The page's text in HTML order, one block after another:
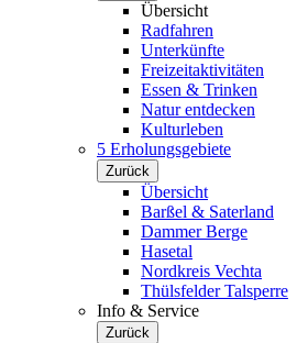
Übersicht
Radfahren
Unterkünfte
Freizeitaktivitäten
Essen & Trinken
Natur entdecken
Kulturleben
5 Erholungsgebiete
Zurück
Übersicht
Barßel & Saterland
Dammer Berge
Hasetal
Nordkreis Vechta
Thülsfelder Talsperre
Info & Service
Zurück